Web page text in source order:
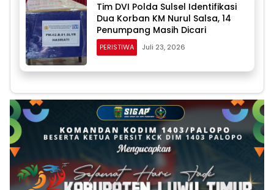
Tim DVI Polda Sulsel Identifikasi
Dua Korban KM Nurul Salsa, 14
Penumpang Masih Dicari
PERISTIWA Juli 23, 2026